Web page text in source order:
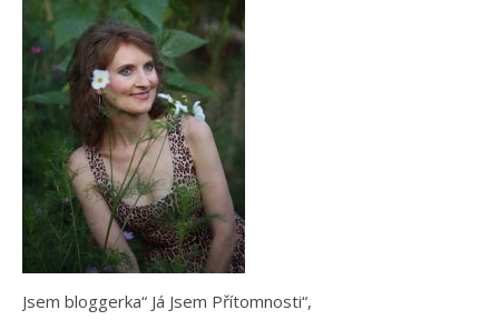
Jsem bloggerka“ Já Jsem Přítomnosti“,